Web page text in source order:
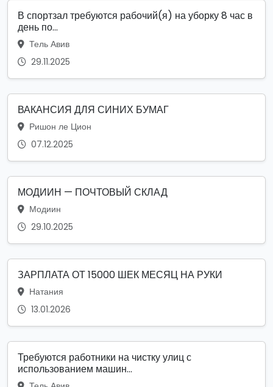
В спортзал требуются рабочий(я) на уборку 8 час в
день по...
Тель Авив
29.11.2025
ВАКАНСИЯ ДЛЯ СИНИХ БУМАГ
Ришон ле Цион
07.12.2025
МОДИИН — ПОЧТОВЫЙ СКЛАД
Модиин
29.10.2025
ЗАРПЛАТА ОТ 15000 ШЕК МЕСЯЦ НА РУКИ
Натания
13.01.2026
Требуются работники на чистку улиц с
использованием машин...